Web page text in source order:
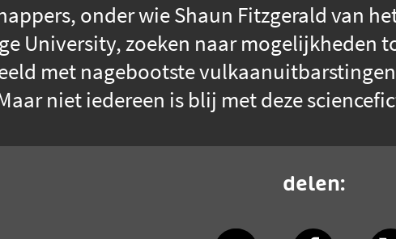
onder wie Shaun Fitzgerald van
University, zoeken naar mogelijkheden
met nagebootste
niet iedereen is blij met deze
delen: